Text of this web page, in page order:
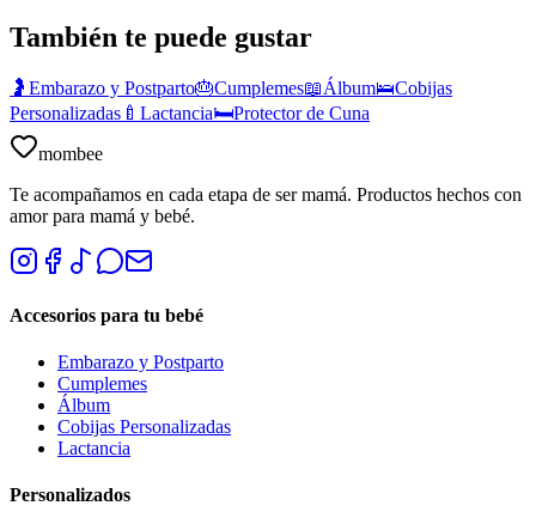
También te puede gustar
🤰 Embarazo y Postparto🎂Cumplemes📖Álbum🛌Cobijas
Personalizadas 🍼 Lactancia🛏️Protector de Cuna
mombee
Te acompañamos en cada etapa de ser mamá. Productos hechos con
amor para mamá y bebé.
Accesorios para tu bebé
Embarazo y Postparto
Cumplemes
Álbum
Cobijas Personalizadas
Lactancia
Personalizados